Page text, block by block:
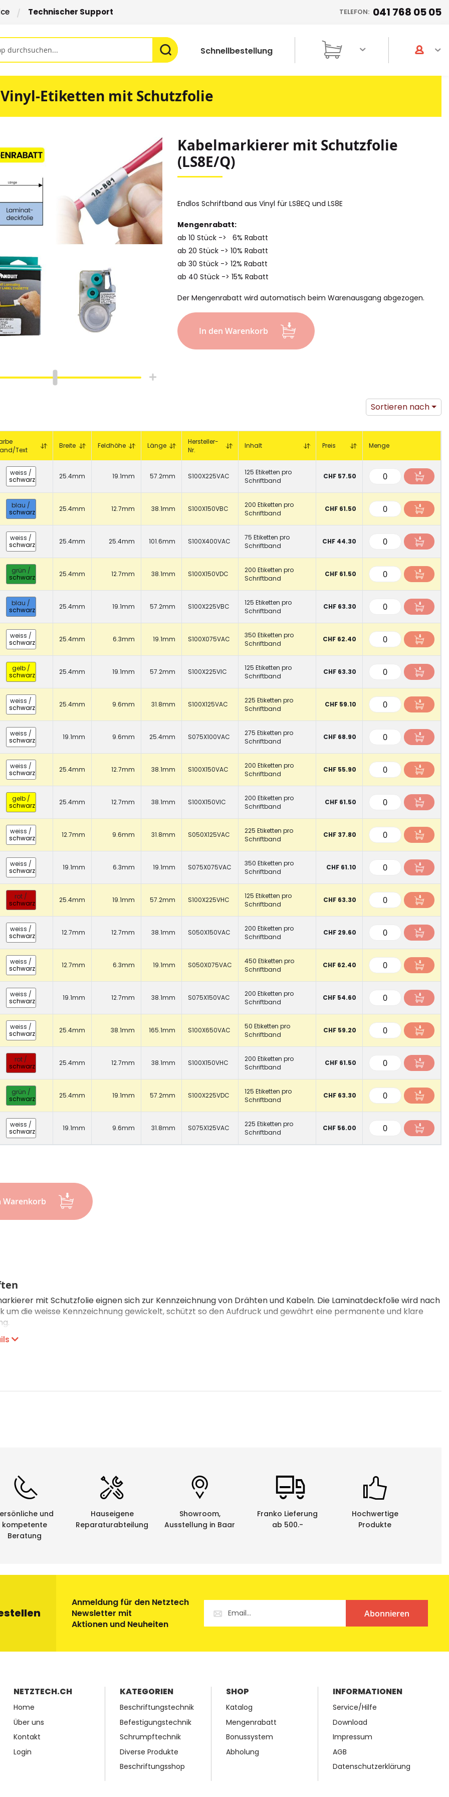
Technischer Support TELEFON: 041 768 05 05
Schnellbestellung
(2:1)
CHF 0.00
Vinyl-Etiketten mit Schutzfolie
Kabelmarkierer mit Schutzfolie
(LS8E/Q)
Endlos Schriftband aus Vinyl für LS8EQ und LS8E
Mengenrabatt:
ab 10 Stück -> 6% Rabatt
ab 20 Stück -> 10% Rabatt
ab 30 Stück -> 12% Rabatt
ab 40 Stück -> 15% Rabatt
Der Mengenrabatt wird automatisch beim Warenausgang abgezogen.
In den Warenkorb
Sortieren nach
Text
Breite Feldhöhe Länge
Hersteller-
Nr.
Inhalt Preis Menge
weiss /
schwarz
25.4mm 19.1mm 57.2mm S100X225VAC
125 Etiketten pro
Schriftband
CHF 57.50
blau /
schwarz
25.4mm 12.7mm 38.1mm S100X150VBC
200 Etiketten pro
Schriftband
CHF 61.50
weiss /
schwarz
25.4mm 25.4mm 101.6mm S100X400VAC
75 Etiketten pro
Schriftband
CHF 44.30
grün /
schwarz
25.4mm 12.7mm 38.1mm S100X150VDC
200 Etiketten pro
Schriftband
CHF 61.50
blau /
schwarz
25.4mm 19.1mm 57.2mm S100X225VBC
125 Etiketten pro
Schriftband
CHF 63.30
weiss /
schwarz
25.4mm 6.3mm 19.1mm S100X075VAC
350 Etiketten pro
Schriftband
CHF 62.40
gelb/
schwarz
25.4mm 19.1mm 57.2mm S100X225VIC
125 Etiketten pro
Schriftband
CHF 63.30
weiss /
schwarz
25.4mm 9.6mm 31.8mm S100X125VAC
225 Etiketten pro
Schriftband
CHF 59.10
weiss /
schwarz
19.1mm 9.6mm 25.4mm S075X100VAC
275 Etiketten pro
Schriftband
CHF 68.90
weiss /
schwarz
25.4mm 12.7mm 38.1mm S100X150VAC
200 Etiketten pro
Schriftband
CHF 55.90
gelb/
schwarz
25.4mm 12.7mm 38.1mm S100X150VIC
200 Etiketten pro
Schriftband
CHF 61.50
weiss /
schwarz
12.7mm 9.6mm 31.8mm S050X125VAC
225 Etiketten pro
Schriftband
CHF 37.80
weiss /
schwarz
19.1mm 6.3mm 19.1mm S075X075VAC
350 Etiketten pro
Schriftband
CHF 61.10
rot /
schwarz
25.4mm 19.1mm 57.2mm S100X225VHC
125 Etiketten pro
Schriftband
CHF 63.30
weiss /
schwarz
12.7mm 12.7mm 38.1mm S050X150VAC
200 Etiketten pro
Schriftband
CHF 29.60
weiss /
schwarz
12.7mm 6.3mm 19.1mm S050X075VAC
450 Etiketten pro
Schriftband
CHF 62.40
weiss /
schwarz
19.1mm 12.7mm 38.1mm S075X150VAC
200 Etiketten pro
Schriftband
CHF 54.60
weiss /
schwarz
25.4mm 38.1mm 165.1mm S100X650VAC
50 Etiketten pro
Schriftband
CHF 59.20
rot /
schwarz
25.4mm 12.7mm 38.1mm S100X150VHC
200 Etiketten pro
Schriftband
CHF 61.50
grün /
schwarz
25.4mm 19.1mm 57.2mm S100X225VDC
125 Etiketten pro
Schriftband
CHF 63.30
weiss /
schwarz
19.1mm 9.6mm 31.8mm S075X125VAC
225 Etiketten pro
Schriftband
CHF 56.00
Warenkorb
mit Schutzfolie eignen sich zur Kennzeichnung von Drähten und Kabeln. Die Laminatdeckfolie wird nach
um die weisse Kennzeichnung gewickelt, schützt so den Aufdruck und gewährt eine permanente und klare
Thermotransferdruck
gut
LS8EQ 12.7, 19.1, 25.4 mm
von Netztech haben die Gelegenheit, die von uns bezogenen Schriftbandkassetten durch uns entsorgen zu
und
kompetente
Beratung
Hauseigene
Reparaturabteilung
Showroom,
Ausstellung in Baar
Franko Lieferung
ab 500.-
Hochwertige
Produkte
Anmeldung für den Netztech
Newsletter mit
Aktionen und Neuheiten
Abonnieren
NETZTECH.CH
Home
Über uns
Kontakt
Login
KATEGORIEN
Beschriftungstechnik
Befestigungstechnik
Schrumpftechnik
Diverse Produkte
Beschriftungsshop
SHOP
Katalog
Mengenrabatt
Bonussystem
Abholung
INFORMATIONEN
Service/Hilfe
Download
Impressum
AGB
Datenschutzerklärung